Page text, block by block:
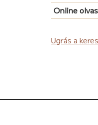
Online
Ugrás a